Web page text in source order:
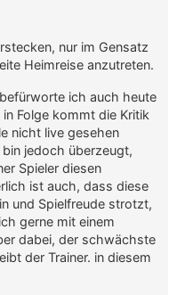
nur im Gensatz
Heimreise anzutreten.
ich auch heute
Folge kommt die Kritik
nicht live gesehen
jedoch überzeugt,
Spieler diesen
ist auch, dass diese
und Spielfreude strotzt,
gerne mit einem
dabei, der schwächste
der Trainer. in diesem